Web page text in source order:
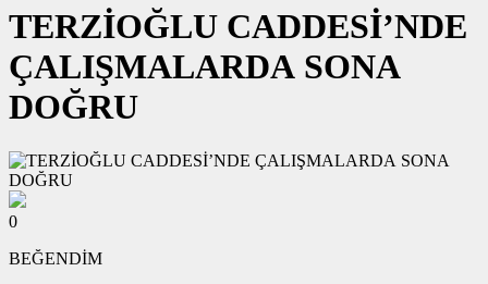
TERZİOĞLU CADDESİ’NDE
ÇALIŞMALARDA SONA
DOĞRU
0
BEĞENDİM